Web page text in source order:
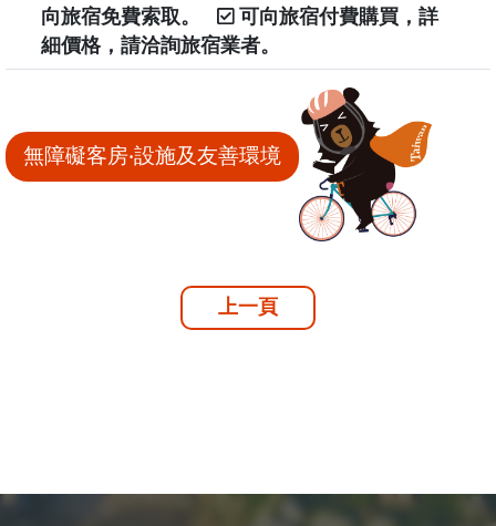
向旅宿免費索取。
可向旅宿付費購買，詳
細價格，請洽詢旅宿業者。
無障礙客房‧設施及友善環境
上一頁